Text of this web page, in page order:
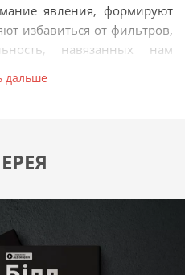
явления, формируют
избавиться от фильтров,
навязанных нам
Гейтс рекомендует... 10
почитать! Думаем,
книги из всех, что
дальше